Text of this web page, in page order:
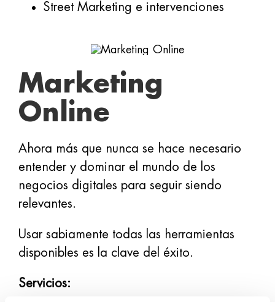
Street Marketing e intervenciones
Marketing
Online
Ahora más que nunca se hace necesario
entender y dominar el mundo de los
negocios digitales para seguir siendo
relevantes.
Usar sabiamente todas las herramientas
disponibles es la clave del éxito.
Servicios: